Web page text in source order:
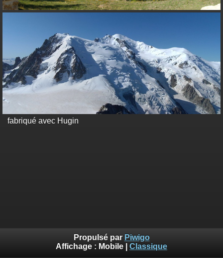
fabriqué avec Hugin
Propulsé par Piwigo
Affichage : Mobile Classique